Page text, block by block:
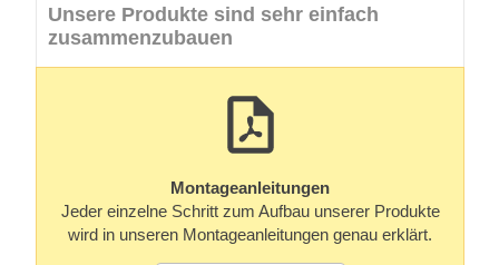
Unsere Produkte sind sehr einfach
zusammenzubauen
Montageanleitungen
Jeder einzelne Schritt zum Aufbau unserer Produkte
wird in unseren Montageanleitungen genau erklärt.